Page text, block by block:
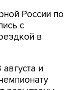
России по
с
в
и